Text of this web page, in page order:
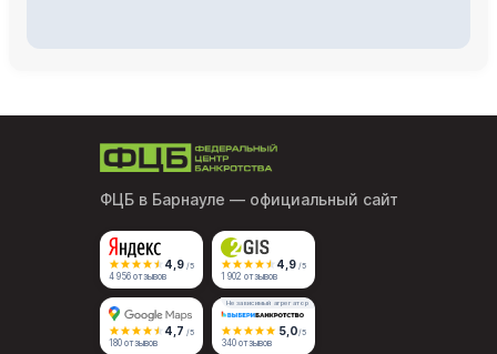
ФЦБ в Барнауле — официальный сайт
4,9 /5
4 956 отзывов
4,9 /5
1 902 отзывов
4,7 /5
180 отзывов
Независимый агрегатор
5,0/5
340 отзывов